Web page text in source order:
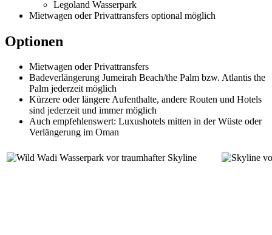
Legoland Wasserpark
Mietwagen oder Privattransfers optional möglich
Optionen
Mietwagen oder Privattransfers
Badeverlängerung Jumeirah Beach/the Palm bzw. Atlantis the
Palm jederzeit möglich
Kürzere oder längere Aufenthalte, andere Routen und Hotels
sind jederzeit und immer möglich
Auch empfehlenswert: Luxushotels mitten in der Wüste oder
Verlängerung im Oman